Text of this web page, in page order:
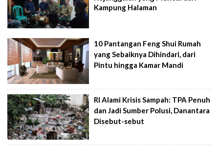
Kampung Halaman
10 Pantangan Feng Shui Rumah
yang Sebaiknya Dihindari, dari
Pintu hingga Kamar Mandi
RI Alami Krisis Sampah: TPA Penuh
dan Jadi Sumber Polusi, Danantara
Disebut-sebut